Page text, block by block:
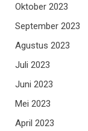
Oktober 2023
September 2023
Agustus 2023
Juli 2023
Juni 2023
Mei 2023
April 2023